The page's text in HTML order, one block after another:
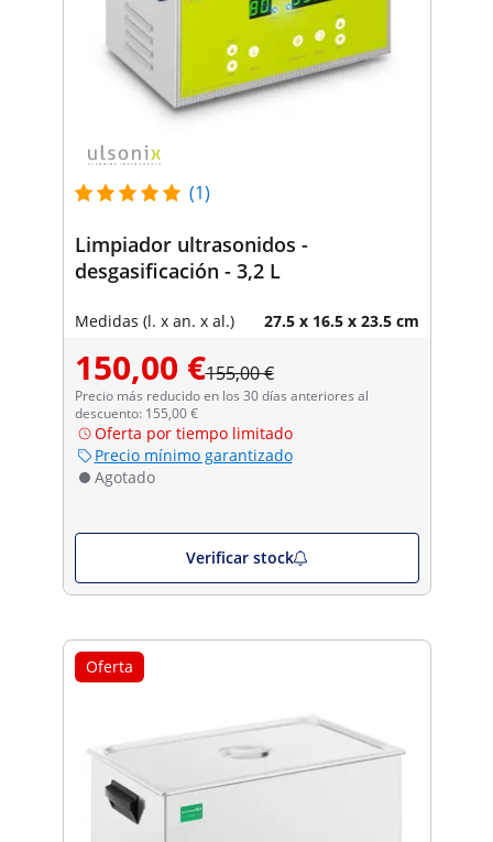
(1)
Limpiador ultrasonidos -
desgasificación - 3,2 L
Medidas (l. x an. x al.) 27.5 x 16.5 x 23.5 cm
150,00 €155,00 €
Precio más reducido en los 30 días anteriores al
descuento: 155,00 €
Oferta por tiempo limitado
Precio mínimo garantizado
Agotado
Verificar stock
Oferta